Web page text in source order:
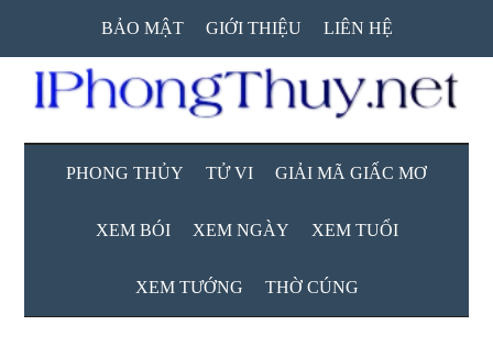
main
content
secondary
menu
primary
sidebar
BẢO MẬT GIỚI THIỆU LIÊN HỆ
PHONG THỦY TỬ VI GIẢI MÃ GIẤC MƠ
XEM BÓI XEM NGÀY XEM TUỔI
XEM TƯỚNG THỜ CÚNG